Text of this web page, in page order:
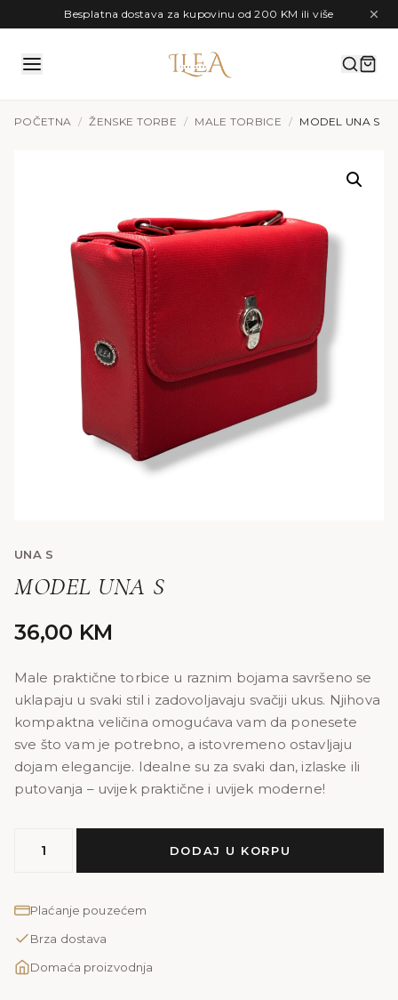
Preskoči na sadržajBesplatna dostava za kupovinu od 200 KM ili više
POČETNA / ŽENSKE TORBE / MALE TORBICE / MODEL UNA S
UNA S
MODEL UNA S
36,00 KM
Male praktične torbice u raznim bojama savršeno se
uklapaju u svaki stil i zadovoljavaju svačiji ukus. Njihova
kompaktna veličina omogućava vam da ponesete
sve što vam je potrebno, a istovremeno ostavljaju
dojam elegancije. Idealne su za svaki dan, izlaske ili
putovanja – uvijek praktične i uvijek moderne!
UNA
količina
DODAJ U KORPU
Plaćanje pouzećem
Brza dostava
Domaća proizvodnja